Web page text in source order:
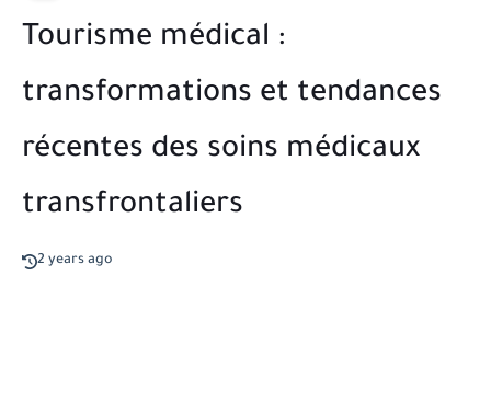
Tourisme médical :
transformations et tendances
récentes des soins médicaux
transfrontaliers
2 years ago